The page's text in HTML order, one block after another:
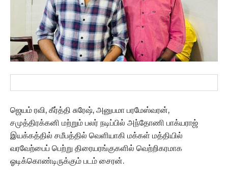
ஜெயம் ரவி, கீர்த்தி சுரேஷ், அனுபமா பரமேஸ்வரன்,
சமுத்திரக்கனி மற்றும் பலர் நடிப்பில் அந்தோணி பாக்யராஜ்
இயக்கத்தில் சமீபத்தில் வெளியாகி மக்கள் மத்தியில்
வரவேற்பைப் பெற்று திரையரங்குகளில் வெற்றிகரமாக
ஓடிக்கொண்டிருக்கும் படம் சைரன்.